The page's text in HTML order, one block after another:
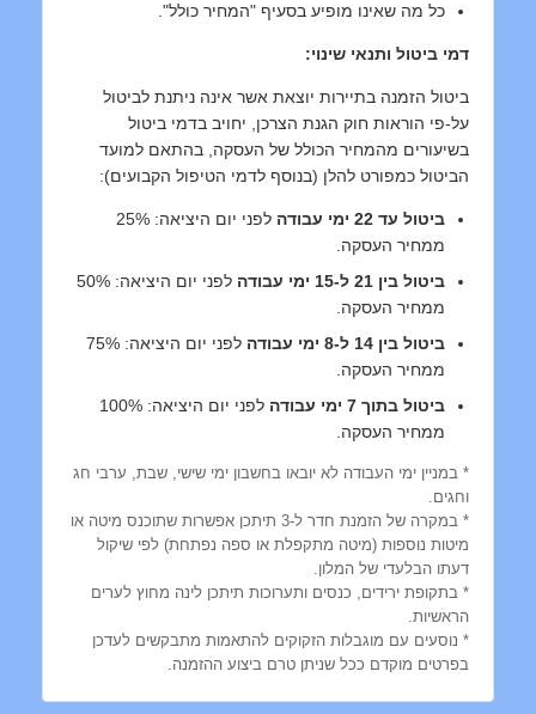
כל מה שאינו מופיע בסעיף "המחיר כולל".
דמי ביטול ותנאי שינוי:
ביטול הזמנה בתיירות יוצאת אשר אינה ניתנת לביטול
על-פי הוראות חוק הגנת הצרכן, יחויב בדמי ביטול
בשיעורים מהמחיר הכולל של העסקה, בהתאם למועד
הביטול כמפורט להלן (בנוסף לדמי הטיפול הקבועים):
ביטול עד 22 ימי עבודה
לפני יום היציאה: 25%
ממחיר העסקה.
ביטול בין 21 ל-15 ימי עבודה
לפני יום היציאה: 50%
ממחיר העסקה.
ביטול בין 14 ל-8 ימי עבודה
לפני יום היציאה: 75%
ממחיר העסקה.
ביטול בתוך 7 ימי עבודה
לפני יום היציאה: 100%
ממחיר העסקה.
* במניין ימי העבודה לא יובאו בחשבון ימי שישי, שבת, ערבי חג
וחגים.
* במקרה של הזמנת חדר ל-3 תיתכן אפשרות שתוכנס מיטה או
מיטות נוספות (מיטה מתקפלת או ספה נפתחת) לפי שיקול
דעתו הבלעדי של המלון.
* בתקופת ירידים, כנסים ותערוכות תיתכן לינה מחוץ לערים
הראשיות.
* נוסעים עם מוגבלות הזקוקים להתאמות מתבקשים לעדכן
בפרטים מוקדם ככל שניתן טרם ביצוע ההזמנה.